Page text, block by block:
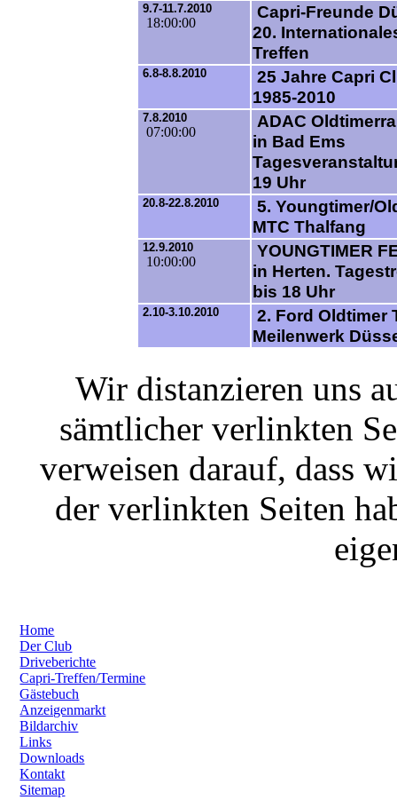
9.7-11.7.2010
18:00:00
Capri-Freunde
20.
Treffen
6.8-8.8.2010
25 Jahre Capri
1985-2010
7.8.2010
07:00:00
ADAC
in Bad Ems
19 Uhr
20.8-22.8.2010
5. Youngtimer/
MTC Thalfang
12.9.2010
10:00:00
YOUNGTIMER
in Herten.
bis 18 Uhr
2.10-3.10.2010
2. Ford Oldtimer
Meilenwerk
Wir distanzieren uns
sämtlicher verlinkten
verweisen darauf, dass
der verlinkten Seiten
Home
Der Club
Driveberichte
Capri-Treffen/Termine
Gästebuch
Anzeigenmarkt
Bildarchiv
Links
Downloads
Kontakt
Sitemap